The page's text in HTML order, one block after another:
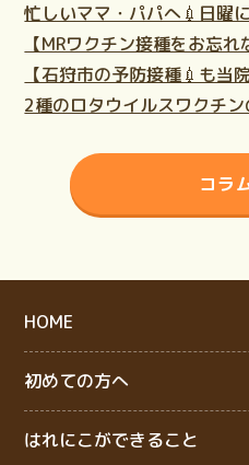
忙しいママ・パパへ💉日曜
【MRワクチン接種をお忘
【石狩市の予防接種💉も当
2種のロタウイルスワクチ
コラ
HOME
初めての方へ
はれにこができること